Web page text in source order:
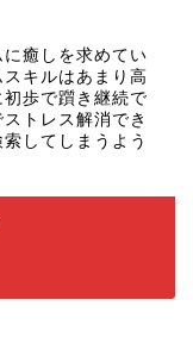
癒しを求めてい
キルはあまり高
歩で躓き継続で
トレス解消でき
してしまうよう